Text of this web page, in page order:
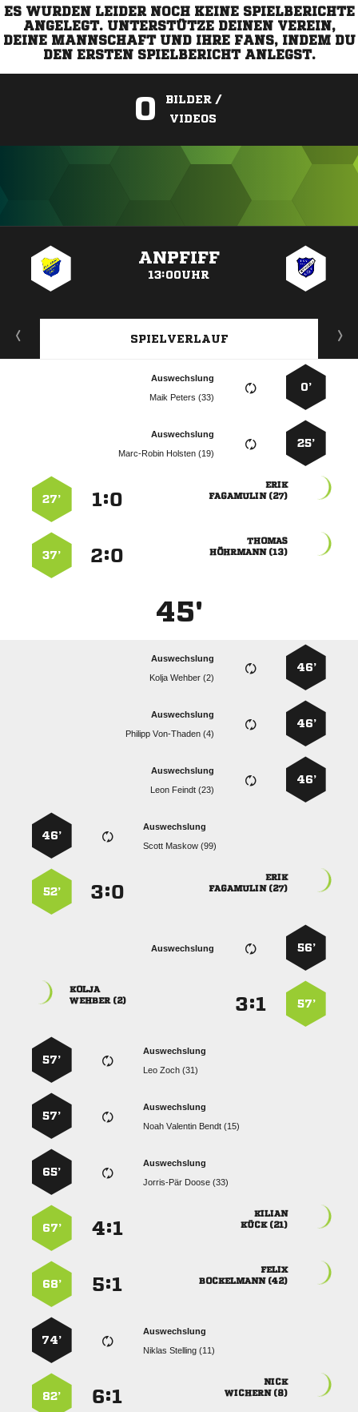
ES WURDEN LEIDER NOCH KEINE SPIELBERICHTE
ANGELEGT. UNTERSTÜTZE DEINEN VEREIN,
DEINE MANNSCHAFT UND IHRE FANS, INDEM DU
DEN ERSTEN SPIELBERICHT ANLEGST.
0
BILDER /
VIDEOS
ANPFIFF
13:00UHR
SPIELVERLAUF
0’
Auswechslung
  
25’
Auswechslung
  

 
:
27’

 
:
37’
45'
46’
Auswechslung
  
46’
Auswechslung
  
46’
Auswechslung
  
Auswechslung
  
46’

 
:
52’
56’
Auswechslung
57’
:

 
Auswechslung
  
57’
Auswechslung
   
57’
Auswechslung
  
65’

 
:
67’

 
:
68’
Auswechslung
  
74’

 
:
82’